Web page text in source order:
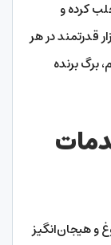
کرده و
قدرتمند در هر
برگ برنده
هیجان‌انگیز